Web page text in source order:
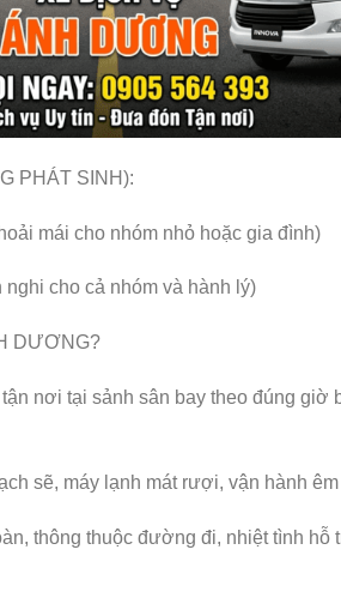
PHÁT SINH):
mái cho nhóm nhỏ hoặc gia đình)
nghi cho cả nhóm và hành lý)
DƯƠNG?
nơi tại sảnh sân bay theo đúng giờ
sẽ, máy lạnh mát rượi, vận hành
thông thuộc đường đi, nhiệt tình hỗ